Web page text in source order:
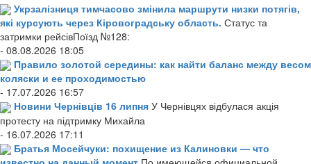
Укрзалізниця тимчасово змінила маршрути низки потягів,
які курсують через Кіровоградську область. Статус та
затримки рейсівПоїзд №128:
- 08.08.2026 18:05
Правило золотой середины: как найти баланс между весом
коляски и ее проходимостью
- 17.07.2026 16:57
Новини Чернівців 16 липня У Чернівцях відбулася акція
протесту на підтримку Михайла
- 16.07.2026 17:11
Братья Мосейчуки: похищение из Калиновки — что